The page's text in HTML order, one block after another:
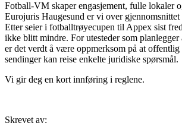
Fotball-VM skaper engasjement, fulle lokaler
Eurojuris Haugesund er vi over
Etter seier i fotballtrøyecupen til Appex sist
ikke blitt mindre. For utesteder som
er det verdt å være oppmerksom på at
sendinger kan reise enkelte juridiske spørsmål.
Vi gir deg en kort innføring i reglene.
Skrevet av: